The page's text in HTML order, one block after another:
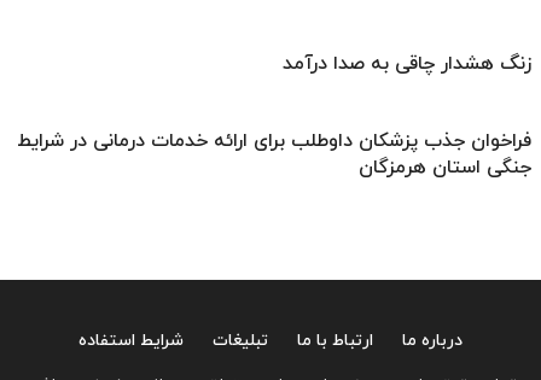
زنگ هشدار چاقی به صدا درآمد
فراخوان جذب پزشکان داوطلب برای ارائه خدمات درمانی در شرایط
جنگی استان هرمزگان
درباره ما ارتباط با ما تبلیغات
شرایط استفاده